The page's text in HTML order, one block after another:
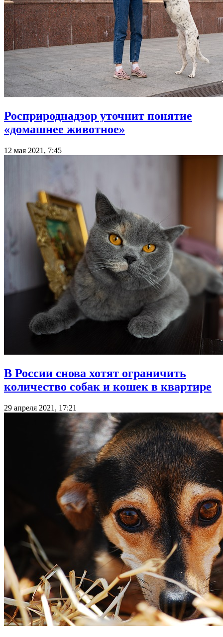
Росприроднадзор уточнит понятие
«домашнее животное»
12 мая 2021, 7:45
В России снова хотят ограничить
количество собак и кошек в квартире
29 апреля 2021, 17:21